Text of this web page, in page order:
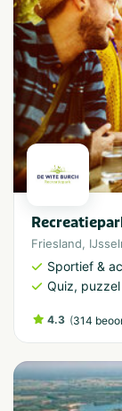
Friesland,
Sportief &
Quiz,
4.3 (314